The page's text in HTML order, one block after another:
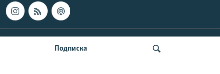
Подписка